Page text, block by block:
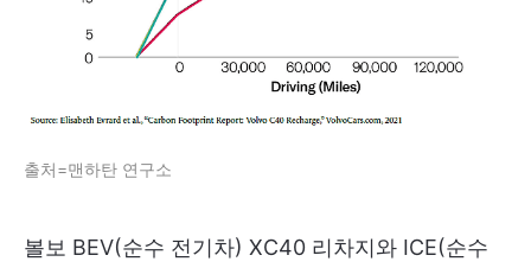
출처=맨하탄 연구소
볼보 BEV(순수 전기차) XC40 리차지와 ICE(순수